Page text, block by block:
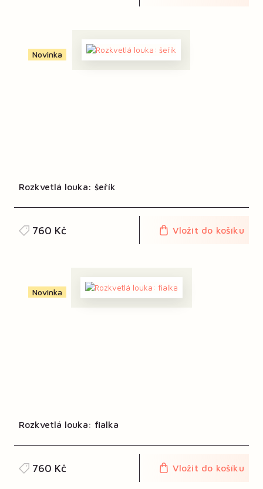
Novinka
Rozkvetlá louka: šeřík
760 Kč Vložit do košíku
Novinka
Rozkvetlá louka: fialka
760 Kč Vložit do košíku